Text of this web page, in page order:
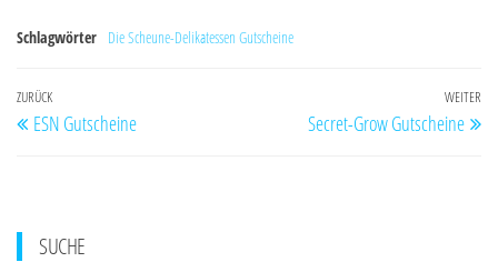
Schlagwörter Die Scheune-Delikatessen Gutscheine
Beitragsnavigation
Vorheriger
Beitrag
ZURÜCK
ESN Gutscheine
WEITER
Secret-Grow Gutscheine
SUCHE